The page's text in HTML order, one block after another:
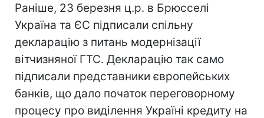
Раніше, 23 березня ц.р. в Брюсселі
Україна та ЄС підписали спільну
декларацію з питань модернізації
вітчизняної ГТС. Декларацію так само
підписали представники європейських
банків, що дало початок переговорному
процесу про виділення Україні кредиту на